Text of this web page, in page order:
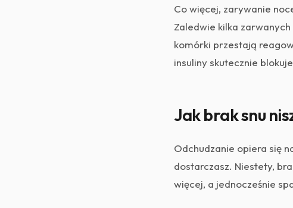
Co więcej, zarywanie
Zaledwie kilka
komórki przestają
insuliny skutecznie
Jak brak snu
Odchudzanie opiera się
dostarczasz. Niestety,
więcej, a jednocześnie